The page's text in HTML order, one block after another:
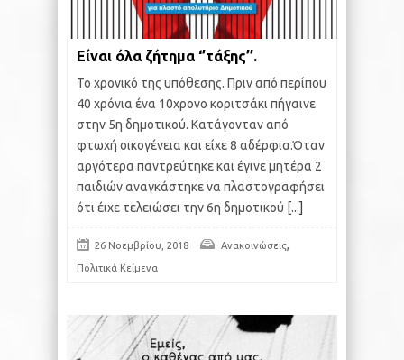
Είναι όλα ζήτημα ‘’τάξης’’.
Το χρονικό της υπόθεσης. Πριν από περίπου
40 χρόνια ένα 10χρονο κοριτσάκι πήγαινε
στην 5η δημοτικού. Κατάγονταν από
φτωχή οικογένεια και είχε 8 αδέρφια.Όταν
αργότερα παντρεύτηκε και έγινε μητέρα 2
παιδιών αναγκάστηκε να πλαστογραφήσει
ότι έιχε τελειώσει την 6η δημοτικού [...]
26 Νοεμβρίου, 2018 Ανακοινώσεις,
Πολιτικά Κείμενα